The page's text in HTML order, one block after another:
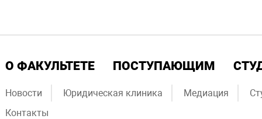
О ФАКУЛЬТЕТЕ ПОСТУПАЮЩИМ
Новости Юридическая клиника Медиация
Контакты